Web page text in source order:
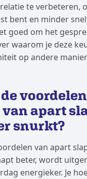
te verbeteren,
bent en minder
goed om het
waarom je deze
op andere
apart
snurkt?
van apart
beter, wordt
energieker. Je